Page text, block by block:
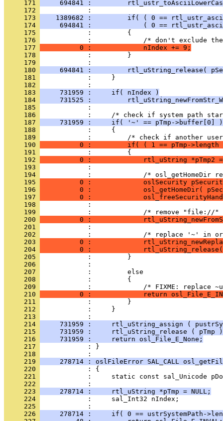
     171
694841 :
     172
     173
1389682 :         if( ( 0 ==
     174
694841 :             ( 0 ==
     175
     176
     177
          0 :             nIndex += 9;
     178
     179
     180
694841 :         rtl_uString_release(
     181
     182
     183
     731959 :     if( nIndex )
     184
731525 :
     185
     186
     187
     731959 :     if( '~' == pTmp->buffer[0] )
     188
     189
     190
0 :         if( ( 1 == pTmp-
     191
     192
0 :             rtl_uString *pTmp2
     193
     194
     195
0 :             oslSecurity
     196
0 :             osl_getHomeDir(
     197
0 :
     198
     199
     200
0 :
     201
     202
     203
0 :
     204
0 :
     205
     206
     207
     208
     209
     210
0 :             return
     211
     212
     213
     214
731959 :     rtl_uString_assign (
     215
731959 :     rtl_uString_release ( pTmp
     216
     731959 :     return osl_File_E_None;
     217
            : }
     218
     219
278714 : oslFileError SAL_CALL
     220
     221
     222
     223
     278714 :     rtl_uString *pTmp = NULL;
     224
     225
     226
278714 :     if( 0 == ustrSystemPath-